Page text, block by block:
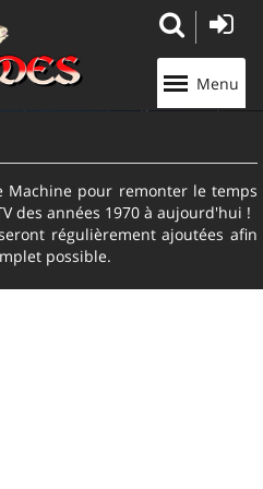
Menu
Machine pour remonter le temps
des années 1970 à aujourd'hui !
régulièrement ajoutées afin
possible.